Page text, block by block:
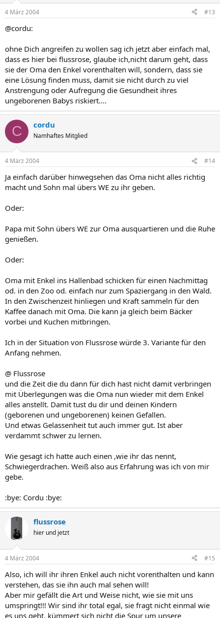
4 März 2004 #13
@cordu:
ohne Dich angreifen zu wollen sag ich jetzt aber einfach mal,
dass es hier bei flussrose, glaube ich,nicht darum geht, dass
sie der Oma den Enkel vorenthalten will, sondern, dass sie
eine Lösung finden muss, damit sie nicht durch zu viel
Anstrengung oder Aufregung die Gesundheit ihres
ungeborenen Babys riskiert....
C cordu
Namhaftes Mitglied
4 März 2004 #14
Ja einfach darüber hinwegsehen das Oma nicht alles richtig
macht und Sohn mal übers WE zu ihr geben.
Oder:
Papa mit Sohn übers WE zur Oma ausquartieren und die Ruhe
genießen.
Oder:
Oma mit Enkel ins Hallenbad schicken für einen Nachmittag
od. in den Zoo od. einfach nur zum Spaziergang in den Wald.
In den Zwischenzeit hinliegen und Kraft sammeln für den
Kaffee danach mit Oma. Die kann ja gleich beim Bäcker
vorbei und Kuchen mitbringen.
Ich in der Situation von Flussrose würde 3. Variante für den
Anfang nehmen.
@ Flussrose
und die Zeit die du dann für dich hast nicht damit verbringen
mit Überlegungen was die Oma nun wieder mit dem Enkel
alles anstellt. Damit tust du dir und deinen Kindern
(geborenen und ungeborenen) keinen Gefallen.
Und etwas Gelassenheit tut auch immer gut. Ist aber
verdammt schwer zu lernen.
Wie gesagt ich hatte auch einen ,wie ihr das nennt,
Schwiegerdrachen. Weiß also aus Erfahrung was ich von mir
gebe.
:bye: Cordu :bye:
flussrose
hier und jetzt
4 März 2004 #15
Also, ich will ihr ihren Enkel auch nicht vorenthalten und kann
verstehen, das sie ihn auch mal sehen will!
Aber mir gefällt die Art und Weise nicht, wie sie mit uns
umspringt!!! Wir sind ihr total egal, sie fragt nicht einmal wie
es uns geht, kümmert sich nicht die Spur um unsere